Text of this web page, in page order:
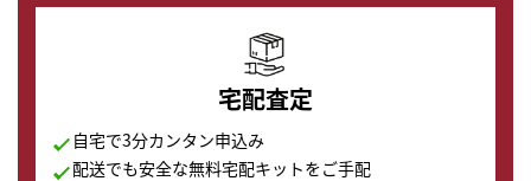
宅配査定
自宅で3分カンタン申込み
配送でも安全な無料宅配キットをご手配